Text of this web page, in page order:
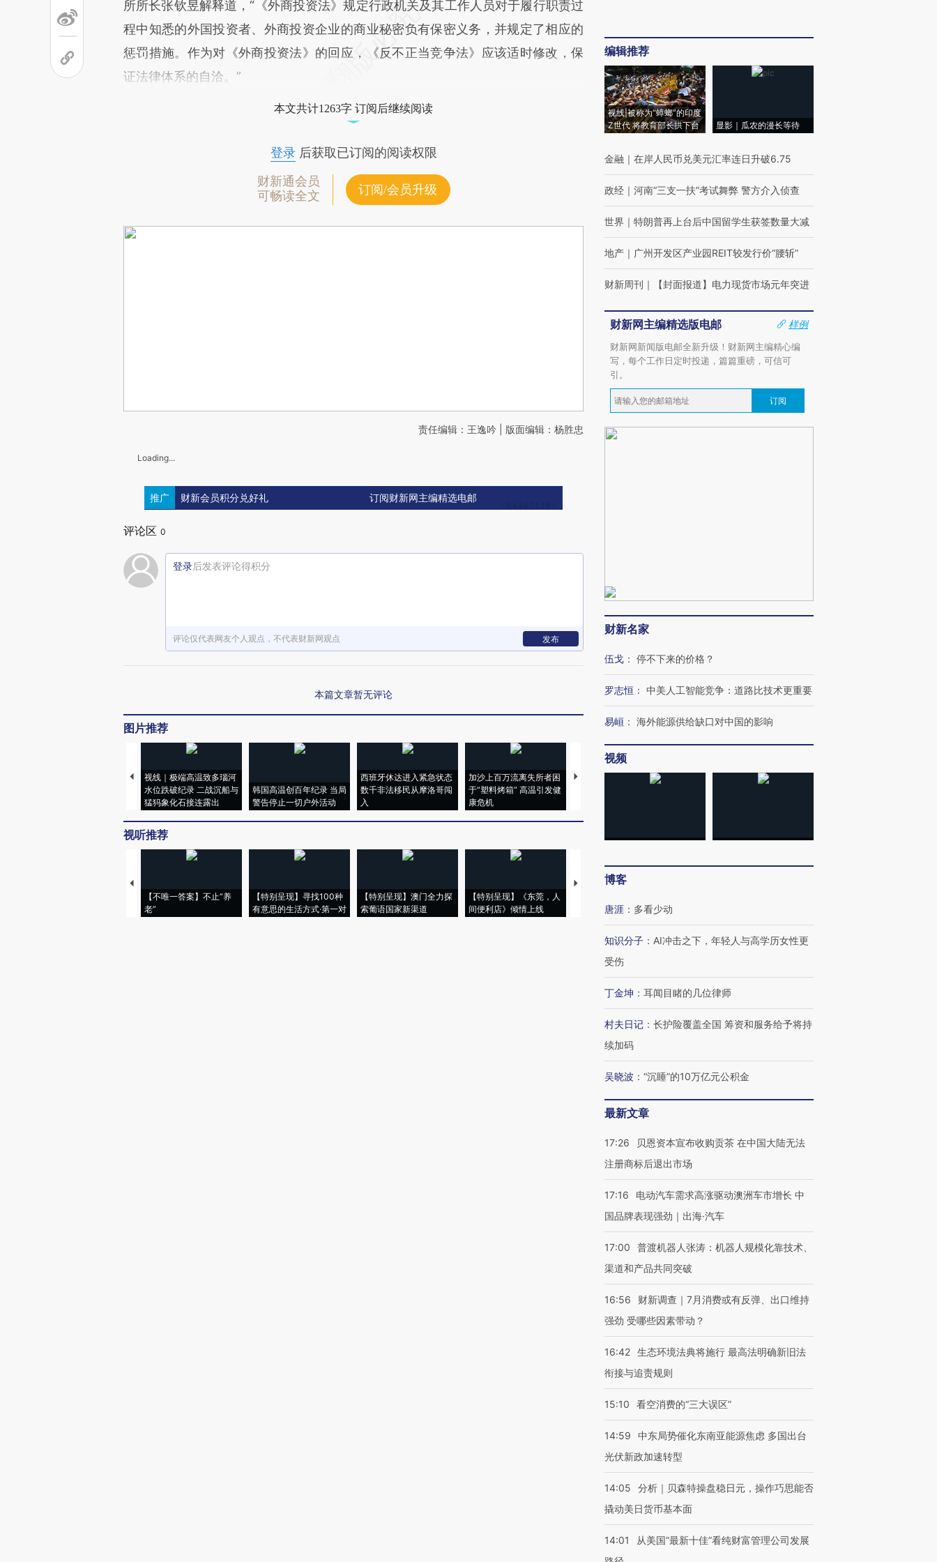
所所长张钦昱解释道，“《外商投资法》规定行政机关及其工作人员对于履行职责过
程中知悉的外国投资者、外商投资企业的商业秘密负有保密义务，并规定了相应的
惩罚措施。作为对《外商投资法》的回应，《反不正当竞争法》应该适时修改，保
证法律体系的自洽。”
本文共计1263字 订阅后继续阅读
登录后获取已订阅的阅读权限
财新通会员
可畅读全文
订阅/会员升级
责任编辑：王逸吟 | 版面编辑：杨胜忠
Loading...
推广 财新会员积分兑好礼 订阅财新网主编精选电邮
评论区 0
登录后发表评论得积分
评论仅代表网友个人观点，不代表财新网观点 发布
本篇文章暂无评论
图片推荐
视线｜极端高温致多瑙河
水位跌破纪录 二战沉船与
猛犸象化石接连露出
韩国高温创百年纪录 当局
警告停止一切户外活动
西班牙休达进入紧急状态
数千非法移民从摩洛哥闯
入
加沙上百万流离失所者困
于“塑料烤箱” 高温引发健
康危机
视线｜HYROX的吸金
马航飞行员跨国走私7万
视听推荐
【不唯一答案】不止“养
老”
【特别呈现】寻找100种
有意思的生活方式·第一对
【特别呈现】澳门全力探
索葡语国家新渠道
【特别呈现】《东莞，人
间便利店》倾情上线
【推广】走进第四届链博
编辑推荐
视线|被称为“蟑螂”的印度
Z世代 将教育部长拱下台
显影｜瓜农的漫长等待
金融 ｜ 在岸人民币兑美元汇率连日升破6.75
政经 ｜ 河南“三支一扶”考试舞弊 警方介入侦查
世界 ｜ 特朗普再上台后中国留学生获签数量大减
地产 ｜ 广州开发区产业园REIT较发行价“腰斩”
财新周刊 ｜ 【封面报道】电力现货市场元年突进
财新网主编精选版电邮
样例
财新网新闻版电邮全新升级！财新网主编精心编
写，每个工作日定时投递，篇篇重磅，可信可
引。
订阅
财新名家
伍戈 ： 停不下来的价格？
罗志恒 ： 中美人工智能竞争：道路比技术更重要
易峘 ： 海外能源供给缺口对中国的影响
视频
博客
唐涯 ： 多看少动
知识分子 ： AI冲击之下，年轻人与高学历女性更
受伤
丁金坤 ： 耳闻目睹的几位律师
村夫日记 ： 长护险覆盖全国 筹资和服务给予将持
续加码
吴晓波 ： “沉睡”的10万亿元公积金
最新文章
17:26
贝恩资本宣布收购贡茶 在中国大陆无法
注册商标后退出市场
17:16
电动汽车需求高涨驱动澳洲车市增长 中
国品牌表现强劲｜出海·汽车
17:00
普渡机器人张涛：机器人规模化靠技术、
渠道和产品共同突破
16:56
财新调查｜7月消费或有反弹、出口维持
强劲 受哪些因素带动？
16:42 生态环境法典将施行 最高法明确新旧法
衔接与追责规则
15:10 看空消费的“三大误区”
14:59
中东局势催化东南亚能源焦虑 多国出台
光伏新政加速转型
14:05
分析｜贝森特操盘稳日元，操作巧思能否
撬动美日货币基本面
14:01
从美国“最新十佳”看纯财富管理公司发展